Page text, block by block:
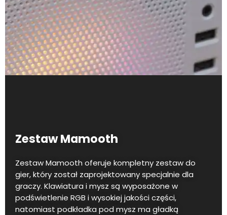
Zestaw Mamooth
Zestaw Mamooth oferuje kompletny zestaw do
gier, który został zaprojektowany specjalnie dla
graczy. Klawiatura i mysz są wyposażone w
podświetlenie RGB i wysokiej jakości części,
natomiast podkładka pod mysz ma gładką